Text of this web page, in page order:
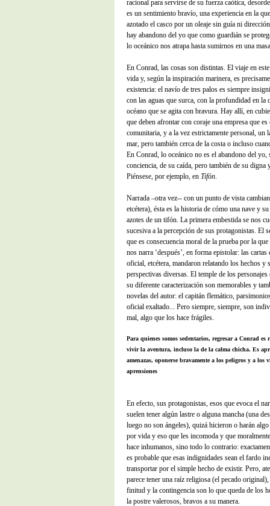
racional para servirse de su fuerza caótica,
es un sentimiento bravío, una experiencia en la
azotado el casco por un oleaje sin guía ni
hay abandono del yo que como guardián se
lo oceánico nos atrapa hasta sumirnos en una
En Conrad, las cosas son distintas. El viaje en
vida y, según la inspiración marinera, es
existencia: el navío de tres palos es siempre
con las aguas que surca, con la profundidad en la
océano que se agita con bravura. Hay allí, en
que deben afrontar con coraje una empresa que
comunitaria, y a la vez estrictamente personal, un
mar, pero también cerca de la costa o incluso
En Conrad, lo oceánico no es el abandono del yo,
conciencia, de su caída, pero también de su digna
Piénsese, por ejemplo, en Tifón.
Narrada –otra vez-- con un punto de vista
etcétera), ésta es la historia de cómo una nave y
azotes de un tifón. La primera embestida se nos
sucesiva a la percepción de sus protagonistas. El
que es consecuencia moral de la prueba por la
nos narra ‘después’, en forma epistolar: las
oficial, etcétera, mandaron relatando los hechos y
perspectivas diversas. El temple de los
su diferente caracterización son memorables y
novelas del autor: el capitán flemático,
oficial exaltado... Pero siempre, siempre, son
mal, algo que los hace frágiles.
Para quienes somos sedentarios, regresar a Conrad
vivir la aventura, incluso la de la calma chicha. Es
amenazas, oponerse bravamente a los peligros y a los
aprensiones
En efecto, sus protagonistas, esos que evoca el
suelen tener algún lastre o alguna mancha (una
luego no son ángeles), quizá hicieron o harán
por vida y eso que les incomoda y que
hace inhumanos, sino todo lo contrario:
es probable que esas indignidades sean el fardo
transportar por el simple hecho de existir. Pero,
parece tener una raíz religiosa (el pecado
finitud y la contingencia son lo que queda de los
la postre valerosos, bravos a su manera.